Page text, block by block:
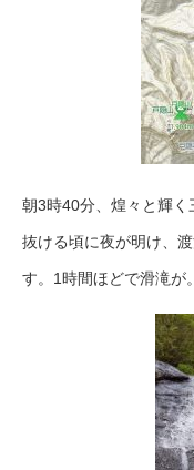
朝3時40分、煌々と輝
抜ける頃に夜が明け、
す。1時間ほどで滑滝が